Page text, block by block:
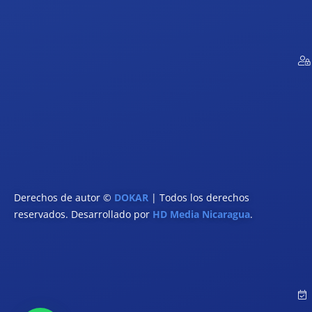
Derechos de autor © DOKAR | Todos los derechos
reservados. Desarrollado por HD Media Nicaragua.